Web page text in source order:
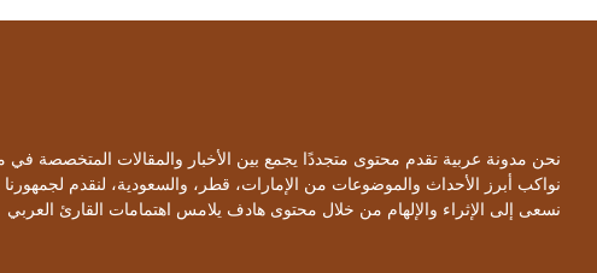
نحن مدونة عربية تقدم محتوى متجددًا يجمع بين الأخبار والمقالات المتخصصة في
نواكب أبرز الأحداث والموضوعات من الإمارات، قطر، والسعودية، لنقدم
نسعى إلى الإثراء والإلهام من خلال محتوى هادف يلامس اهتمامات القارئ العربي